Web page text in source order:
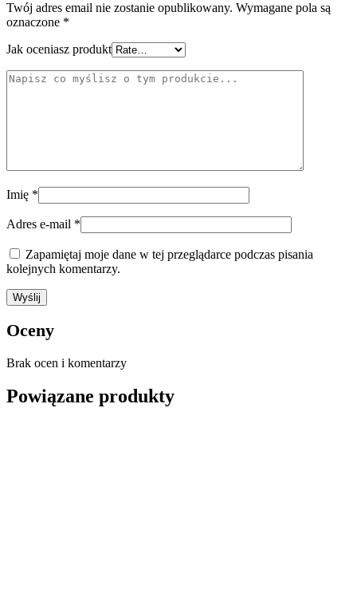
Twój adres email nie zostanie opublikowany. Wymagane pola są
oznaczone *
Jak oceniasz produkt
Imię *
Adres e-mail *
Zapamiętaj moje dane w tej przeglądarce podczas pisania
kolejnych komentarzy.
Oceny
Brak ocen i komentarzy
Powiązane produkty